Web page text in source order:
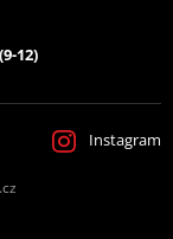
12)
Instagram